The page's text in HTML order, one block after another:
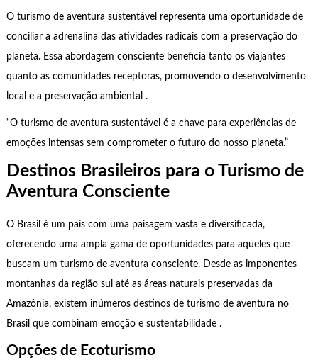
O turismo de aventura sustentável representa uma oportunidade de
conciliar a adrenalina das atividades radicais com a preservação do
planeta. Essa abordagem consciente beneficia tanto os viajantes
quanto as comunidades receptoras, promovendo o desenvolvimento
local e a preservação ambiental .
“O turismo de aventura sustentável é a chave para experiências de
emoções intensas sem comprometer o futuro do nosso planeta.”
Destinos Brasileiros para o Turismo de
Aventura Consciente
O Brasil é um país com uma paisagem vasta e diversificada,
oferecendo uma ampla gama de oportunidades para aqueles que
buscam um turismo de aventura consciente. Desde as imponentes
montanhas da região sul até as áreas naturais preservadas da
Amazônia, existem inúmeros destinos de turismo de aventura no
Brasil que combinam emoção e sustentabilidade .
Opções de Ecoturismo